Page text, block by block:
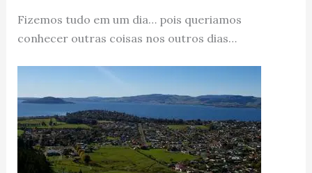
Fizemos tudo em um dia… pois queriamos
conhecer outras coisas nos outros dias…